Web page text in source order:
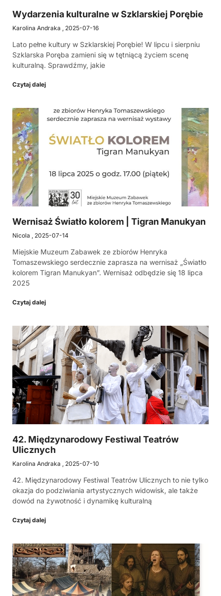
Wydarzenia kulturalne w Szklarskiej Porębie
Karolina Andraka 2025-07-16
Lato pełne kultury w Szklarskiej Porębie! W lipcu i sierpniu
Szklarska Poręba zamieni się w tętniącą życiem scenę
kulturalną. Sprawdźmy, jakie
Czytaj dalej
Wernisaż Światło kolorem | Tigran Manukyan
Nicola 2025-07-14
Miejskie Muzeum Zabawek ze zbiorów Henryka
Tomaszewskiego serdecznie zaprasza na wernisaż „Światło
kolorem Tigran Manukyan”. Wernisaż odbędzie się 18 lipca
2025
Czytaj dalej
42. Międzynarodowy Festiwal Teatrów
Ulicznych
Karolina Andraka 2025-07-10
42. Międzynarodowy Festiwal Teatrów Ulicznych to nie tylko
okazja do podziwiania artystycznych widowisk, ale także
dowód na żywotność i dynamikę kulturalną
Czytaj dalej